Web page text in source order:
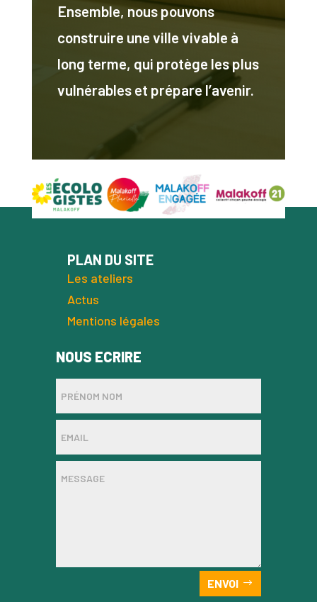
Ensemble, nous pouvons
construire une ville vivable à
long terme, qui protège les plus
vulnérables et prépare l’avenir.
PLAN DU SITE
Les ateliers
Actus
Mentions légales
NOUS ECRIRE
ENVOI